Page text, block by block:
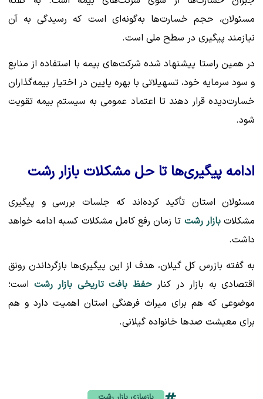
مسئولان، حجم خسارت‌ها به‌گونه‌ای است که رسیدگی به آن
نیازمند پیگیری در سطح ملی است.
در همین راستا پیشنهاد شده شرکت‌های بیمه با استفاده از منابع
و سود سرمایه خود، تسهیلاتی با بهره پایین در اختیار بیمه‌گذاران
خسارت‌دیده قرار دهند تا اعتماد عمومی به سیستم بیمه تقویت
شود.
ادامه پیگیری‌ها تا حل مشکلات بازار رشت
مسئولان استان تأکید کرده‌اند که جلسات بررسی و پیگیری
مشکلاتبازار رشت تا زمان رفع کامل مشکلات کسبه ادامه خواهد
داشت.
به گفته بازرس کل گیلان، هدف از این پیگیری‌ها بازگرداندن رونق
اقتصادی به بازار در کنارحفظ بافت تاریخی بازار رشت است؛
موضوعی که هم برای میراث فرهنگی استان اهمیت دارد و هم
برای معیشت صدها خانواده گیلانی.